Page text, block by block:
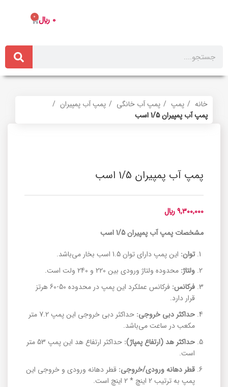
0 ﷼ 0
خانه پمپ پمپ آب خانگی
پمپ آب پمپیران
پمپ آب پمپیران 1/5 اسب
پمپ آب پمپیران 1/5 اسب
9,300,000﷼
مشخصات پمپ آب پمپیران 1/5 اسب
توان: این پمپ دارای توان 1.5 اسب بخار می‌باشد.
ولتاژ: محدوده ولتاژ ورودی بین 220 و 240 ولت است.
فرکانس:
فرکانس عملکرد این پمپ در محدوده 50-60 هرتز
قرار دارد.
حداکثر دبی خروجی:
حداکثر دبی خروجی این پمپ 7.2 متر
مکعب در ساعت می‌باشد.
حداکثر هد (ارتفاع پمپاژ):
حداکثر ارتفاع هد این پمپ 53 متر
است.
قطر دهانه ورودی/خروجی: قطر دهانه ورودی و خروجی این
پمپ به ترتیب 2 اینچ * 2 اینچ است.